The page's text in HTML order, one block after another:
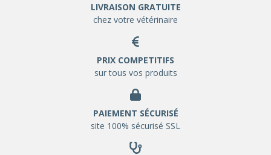
LIVRAISON GRATUITE
chez votre vétérinaire
PRIX COMPETITIFS
sur tous vos produits
PAIEMENT SÉCURISÉ
site 100% sécurisé SSL